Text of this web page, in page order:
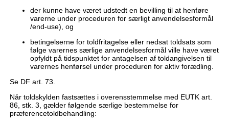
der kunne have været udstedt en bevilling til at henføre
varerne under proceduren for særligt anvendelsesformål
/end-use), og
betingelserne for toldfritagelse eller nedsat toldsats som
følge varernes særlige anvendelsesformål ville have været
opfyldt på tidspunktet for antagelsen af toldangivelsen til
varernes henførsel under proceduren for aktiv forædling.
Se DF art. 73.
Når toldskylden fastsættes i overensstemmelse med EUTK art.
86, stk. 3, gælder følgende særlige bestemmelse for
præferencetoldbehandling: